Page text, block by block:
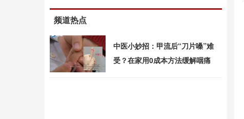
频道热点
中医小妙招：甲流后“刀片嗓”难
受？在家用0成本方法缓解咽痛